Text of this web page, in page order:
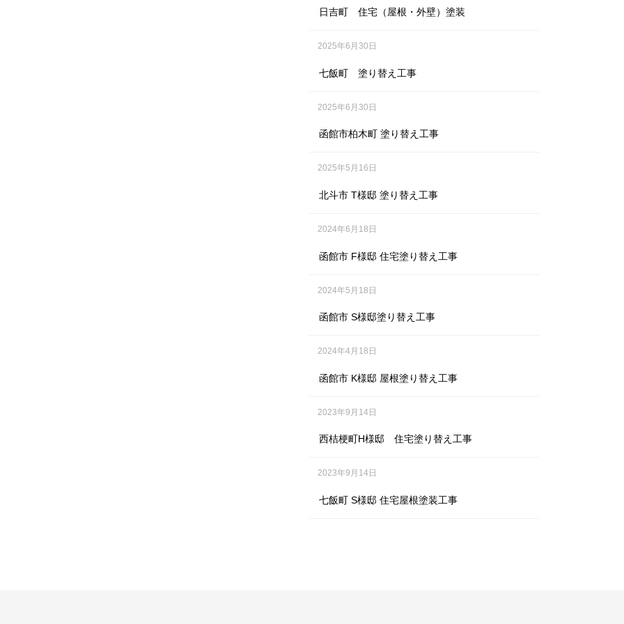
日吉町 住宅（屋根・外壁）塗装
2025年6月30日
七飯町 塗り替え工事
2025年6月30日
函館市柏木町 塗り替え工事
2025年5月16日
北斗市 T様邸 塗り替え工事
2024年6月18日
函館市 F様邸 住宅塗り替え工事
2024年5月18日
函館市 S様邸塗り替え工事
2024年4月18日
函館市 K様邸 屋根塗り替え工事
2023年9月14日
西桔梗町H様邸 住宅塗り替え工事
2023年9月14日
七飯町 S様邸 住宅屋根塗装工事